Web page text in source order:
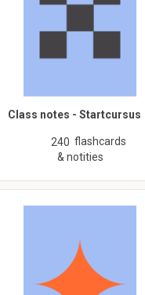
Class notes - Startcursus
240 flashcards
& notities